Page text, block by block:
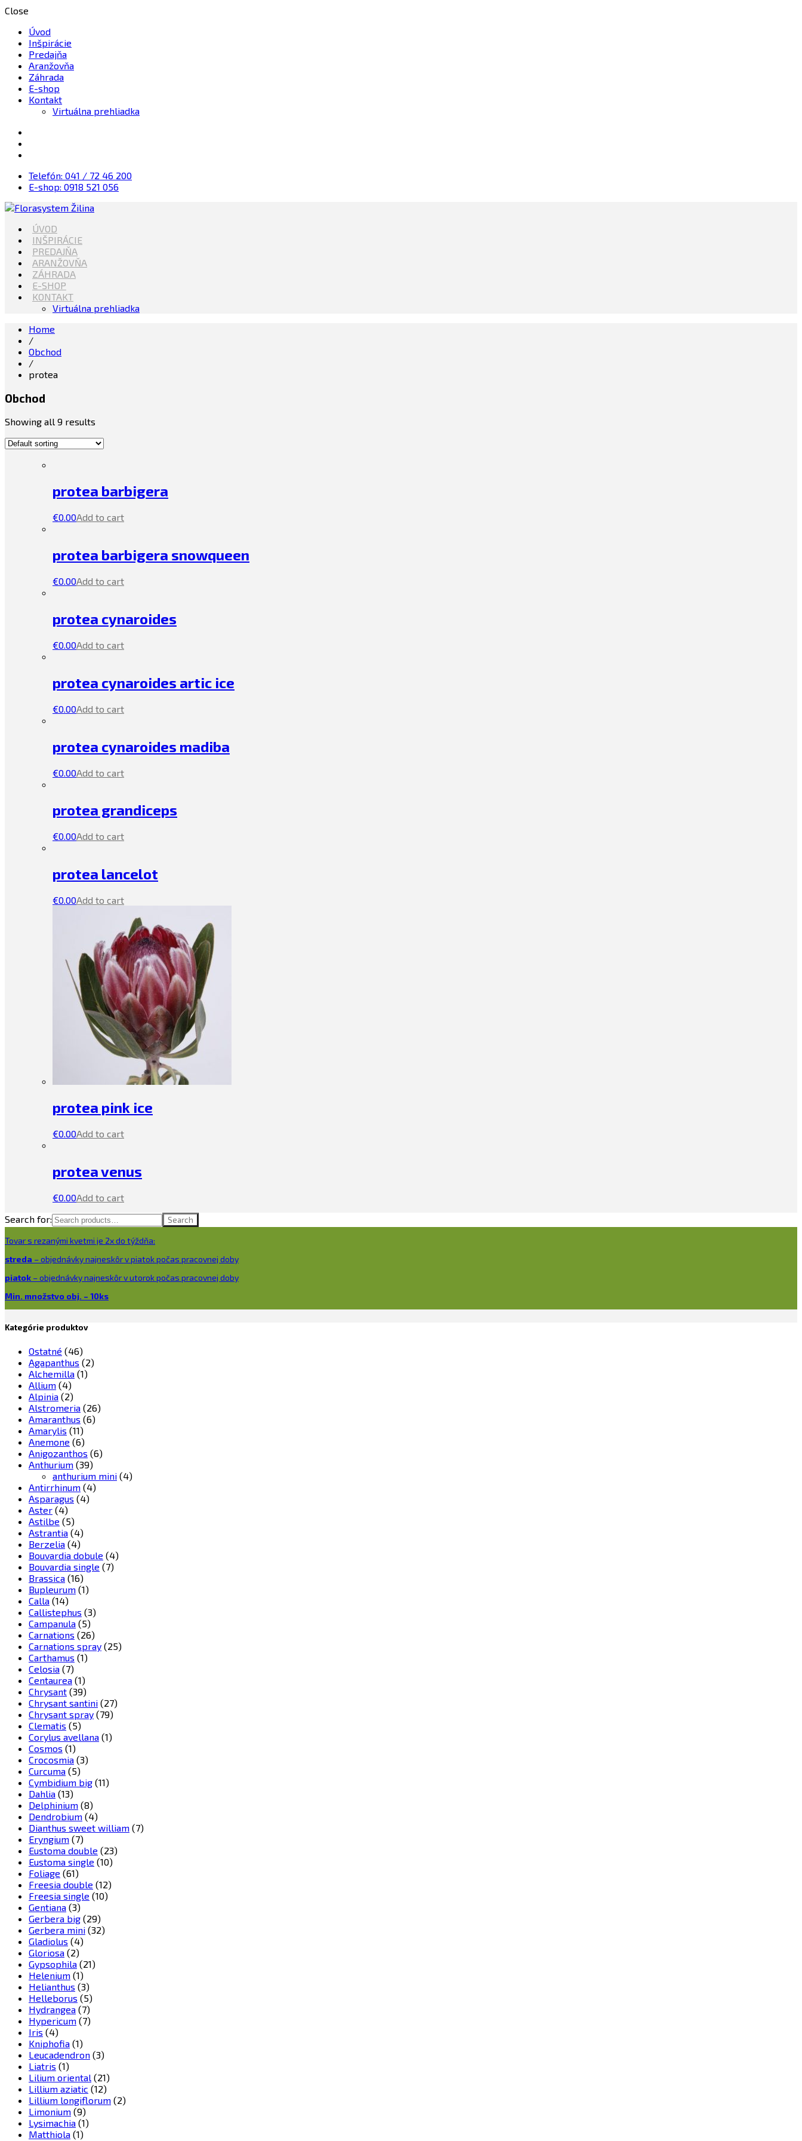
Close
Úvod
Inšpirácie
Predajňa
Aranžovňa
Záhrada
E-shop
Kontakt
Virtuálna prehliadka
Telefón: 041 / 72 46 200
E-shop: 0918 521 056
Florasystem Žilina
Kvety, Sviečky, dekorácie, Záhrada
ÚVOD
INŠPIRÁCIE
PREDAJŇA
ARANŽOVŇA
ZÁHRADA
E-SHOP
KONTAKT
Virtuálna prehliadka
Home
/
Obchod
/
protea
Obchod
Showing all 9 results
protea barbigera
€0.00Add to cart
protea barbigera snowqueen
€0.00Add to cart
protea cynaroides
€0.00Add to cart
protea cynaroides artic ice
€0.00Add to cart
protea cynaroides madiba
€0.00Add to cart
protea grandiceps
€0.00Add to cart
protea lancelot
€0.00Add to cart
protea pink ice
€0.00Add to cart
protea venus
€0.00Add to cart
Search for:
Search
Tovar s rezanými kvetmi je 2x do týždňa:
streda – objednávky najneskôr v piatok počas pracovnej doby
piatok – objednávky najneskôr v utorok počas pracovnej doby
Min. množstvo obj. – 10ks
Kategórie produktov
Ostatné (46)
Agapanthus (2)
Alchemilla (1)
Allium (4)
Alpinia (2)
Alstromeria (26)
Amaranthus (6)
Amarylis (11)
Anemone (6)
Anigozanthos (6)
Anthurium (39)
anthurium mini (4)
Antirrhinum (4)
Asparagus (4)
Aster (4)
Astilbe (5)
Astrantia (4)
Berzelia (4)
Bouvardia dobule (4)
Bouvardia single (7)
Brassica (16)
Bupleurum (1)
Calla (14)
Callistephus (3)
Campanula (5)
Carnations (26)
Carnations spray (25)
Carthamus (1)
Celosia (7)
Centaurea (1)
Chrysant (39)
Chrysant santini (27)
Chrysant spray (79)
Clematis (5)
Corylus avellana (1)
Cosmos (1)
Crocosmia (3)
Curcuma (5)
Cymbidium big (11)
Dahlia (13)
Delphinium (8)
Dendrobium (4)
Dianthus sweet william (7)
Eryngium (7)
Eustoma double (23)
Eustoma single (10)
Foliage (61)
Freesia double (12)
Freesia single (10)
Gentiana (3)
Gerbera big (29)
Gerbera mini (32)
Gladiolus (4)
Gloriosa (2)
Gypsophila (21)
Helenium (1)
Helianthus (3)
Helleborus (5)
Hydrangea (7)
Hypericum (7)
Iris (4)
Kniphofia (1)
Leucadendron (3)
Liatris (1)
Lilium oriental (21)
Lillium aziatic (12)
Lillium longiflorum (2)
Limonium (9)
Lysimachia (1)
Matthiola (1)